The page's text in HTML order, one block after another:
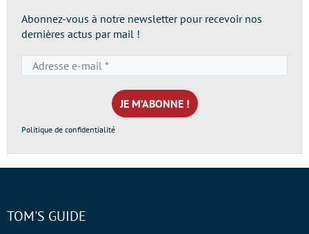
Abonnez-vous à notre newsletter pour recevoir nos
dernières actus par mail !
e-
mail
*
Politique de confidentialité
TOM'S GUIDE